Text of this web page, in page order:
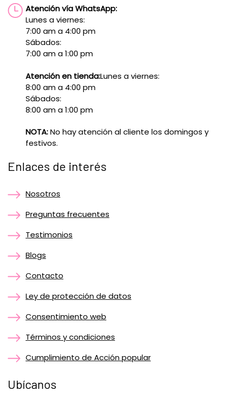
Atención vía WhatsApp:
Lunes a viernes:
7:00 am a 4:00 pm
Sábados:
7:00 am a 1:00 pm
Atención en tienda:Lunes a viernes:
8:00 am a 4:00 pm
Sábados:
8:00 am a 1:00 pm
NOTA:No hay atención al cliente los domingos y
festivos.
Enlaces de interés
Nosotros
Preguntas frecuentes
Testimonios
Blogs
Contacto
Ley de protección de datos
Consentimiento web
Términos y condiciones
Cumplimiento de Acción popular
Ubícanos